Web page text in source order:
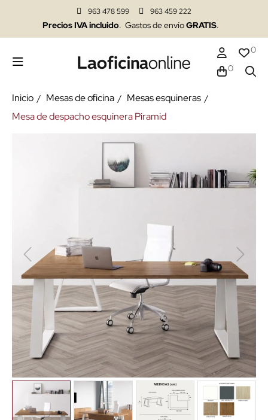
963 478 599 963 459 222
Precios IVA incluido. Gastos de envíoGRATIS.
0
0
Inicio Mesas de oficina
Mesas esquineras
Mesa de despacho esquinera Piramid